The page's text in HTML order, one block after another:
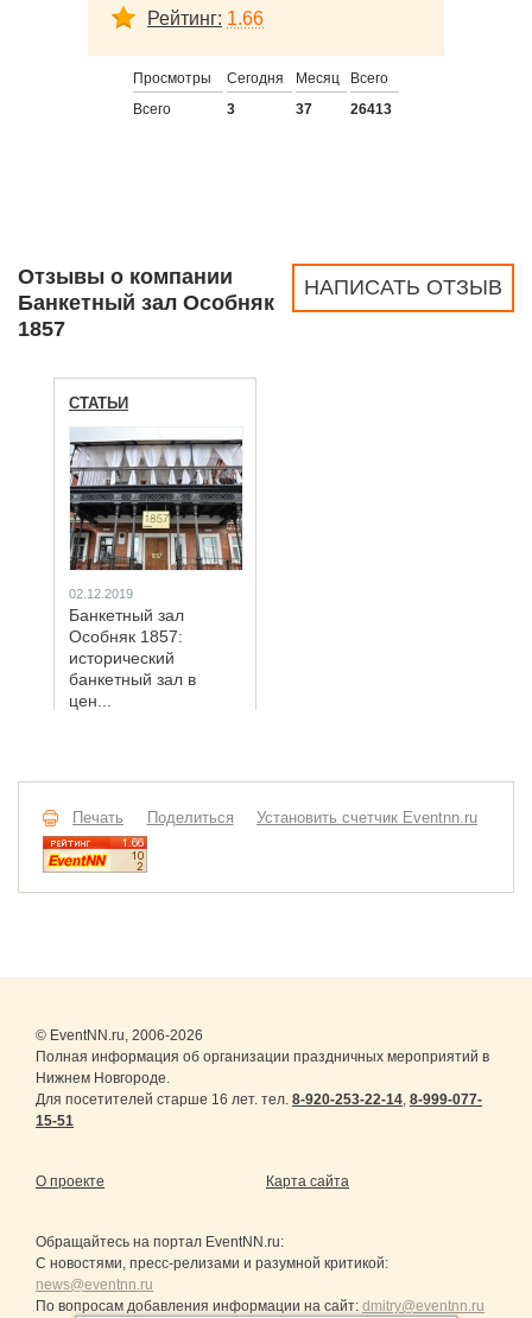
Рейтинг: 1.66
Просмотры Сегодня Месяц
Всего
Всего
3 37 26413
НАПИСАТЬ ОТЗЫВ
Отзывы о компании
Банкетный зал Особняк
1857
СТАТЬИ
02.12.2019
Банкетный зал
Особняк 1857:
исторический
банкетный зал в
цен...
Печать Поделиться Установить счетчик Eventnn.ru
© EventNN.ru, 2006-2026
Полная информация об организации праздничных мероприятий в
Нижнем Новгороде.
Для посетителей старше 16 лет. тел. 8-920-253-22-14 8-999-077-
15-51
О проекте Карта сайта
Обращайтесь на портал EventNN.ru:
С новостями, пресс-релизами и разумной критикой:
news@eventnn.ru
По вопросам добавления информации на сайт: dmitry@eventnn.ru